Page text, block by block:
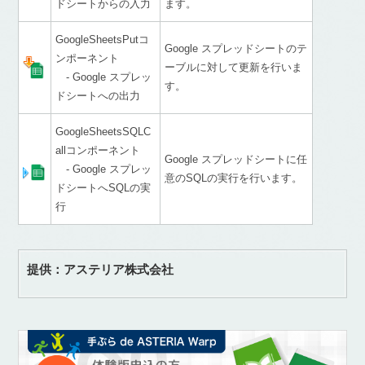
ドシートからの入力
ます。
GoogleSheetsPutコ
ンポーネント
- Google スプレッ
ドシートへの出力
Google スプレッドシートのテ
ーブルに対して更新を行いま
す。
GoogleSheetsSQLC
allコンポーネント
- Google スプレッ
ドシートへSQLの実
行
Google スプレッドシートに任
意のSQLの実行を行います。
提供：アステリア株式会社